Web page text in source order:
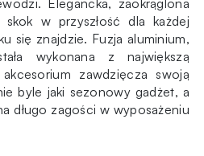
Elegancka, zaokrąglona
w przyszłość dla każdej
się znajdzie. Fuzja aluminium,
wykonana z największą
zawdzięcza swoją
byle jaki sezonowy gadżet, a
długo zagości w wyposażeniu